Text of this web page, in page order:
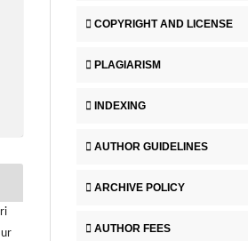
COPYRIGHT AND LICENSE
PLAGIARISM
INDEXING
AUTHOR GUIDELINES
ARCHIVE POLICY
AUTHOR FEES